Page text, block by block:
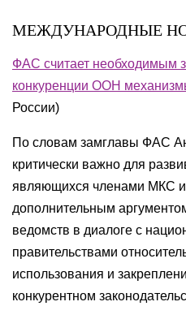
МЕЖДУНАРОДНЫЕ
ФАС считает необходимым
конкуренции ООН
России)
По словам замглавы ФАС
критически важно для
являющихся членами МКС
дополнительным
ведомств в диалоге с
правительствами
использования и
конкурентном